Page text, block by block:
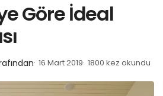
Göre İdeal
16 Mart 2019 1800 kez okundu